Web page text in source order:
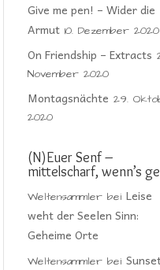
Give me pen! – Wider die
Armut 10. Dezember 2020
On Friendship – Extracts
November 2020
Montagsnächte 29.
2020
(N)Euer Senf –
mittelscharf, wenn’s
Weltensammler beiLeise
weht der Seelen Sinn:
Geheime Orte
Weltensammler bei